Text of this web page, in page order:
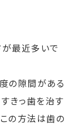
最近多いで
の隙間がある
きっ歯を治す
の方法は歯の